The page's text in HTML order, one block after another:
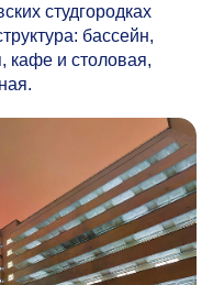
студгородках
бассейн,
кафе и столовая,